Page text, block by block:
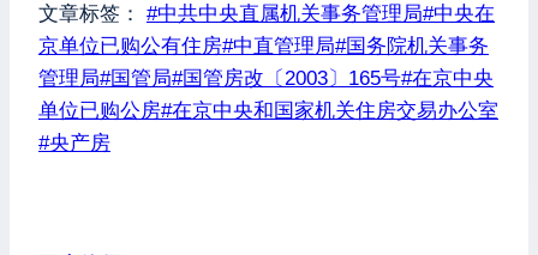
文章标签： #中共中央直属机关事务管理局#中央在
京单位已购公有住房#中直管理局#国务院机关事务
管理局#国管局#国管房改〔2003〕165号#在京中央
单位已购公房#在京中央和国家机关住房交易办公室
#央产房